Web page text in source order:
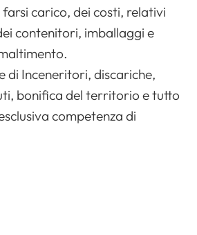
carico, dei costi, relativi
contenitori, imballaggi e
di Inceneritori, discariche,
bonifica del territorio e tutto
competenza di